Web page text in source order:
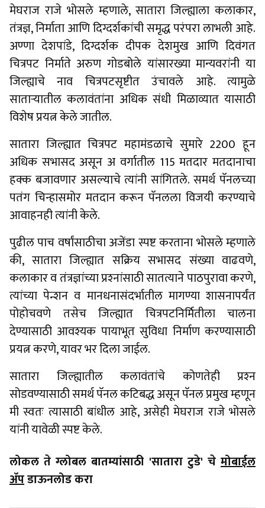
मेघराज राजे भोसले म्हणाले, सातारा जिल्ह्याला कलाकार,
तंत्रज्ञ, निर्माता आणि दिग्दर्शकांची समृद्ध परंपरा लाभली आहे.
अण्णा देशपांडे, दिग्दर्शक दीपक देशमुख आणि दिवंगत
चित्रपट निर्माते अरुण गोडबोले यांसारख्या मान्यवरांनी या
जिल्ह्याचे नाव चित्रपटसृष्टीत उंचावले आहे. त्यामुळे
सातार्‍यातील कलावंतांना अधिक संधी मिळाव्यात यासाठी
विशेष प्रयत्न केले जातील.
सातारा जिल्ह्यात चित्रपट महामंडळाचे सुमारे 2200 हून
अधिक सभासद असून अ वर्गातील 115 मतदार मतदानाचा
हक्क बजावणार असल्याचे त्यांनी सांगितले. समर्थ पॅनलच्या
पतंग चिन्हासमोर मतदान करून पॅनलला विजयी करण्याचे
आवाहनही त्यांनी केले.
पुढील पाच वर्षांसाठीचा अजेंडा स्पष्ट करताना भोसले म्हणाले
की, सातारा जिल्ह्यात सक्रिय सभासद संख्या वाढवणे,
कलाकार व तंत्रज्ञांच्या प्रश्‍नांसाठी सातत्याने पाठपुरावा करणे,
त्यांच्या पेन्शन व मानधनासंदर्भातील मागण्या शासनापर्यंत
पोहोचवणे तसेच जिल्ह्यात चित्रपटनिर्मितीला चालना
देण्यासाठी आवश्यक पायाभूत सुविधा निर्माण करण्यासाठी
प्रयत्न करणे, यावर भर दिला जाईल.
सातारा जिल्ह्यातील कलावंतांचे कोणतेही प्रश्‍न
सोडवण्यासाठी समर्थ पॅनल कटिबद्ध असून पॅनल प्रमुख म्हणून
मी स्वतः त्यासाठी बांधील आहे, असेही मेघराज राजे भोसले
यांनी यावेळी स्पष्ट केले.
लोकल ते ग्लोबल बातम्यांसाठी 'सातारा टुडे' चे मोबाईल
ॲपडाऊनलोड करा